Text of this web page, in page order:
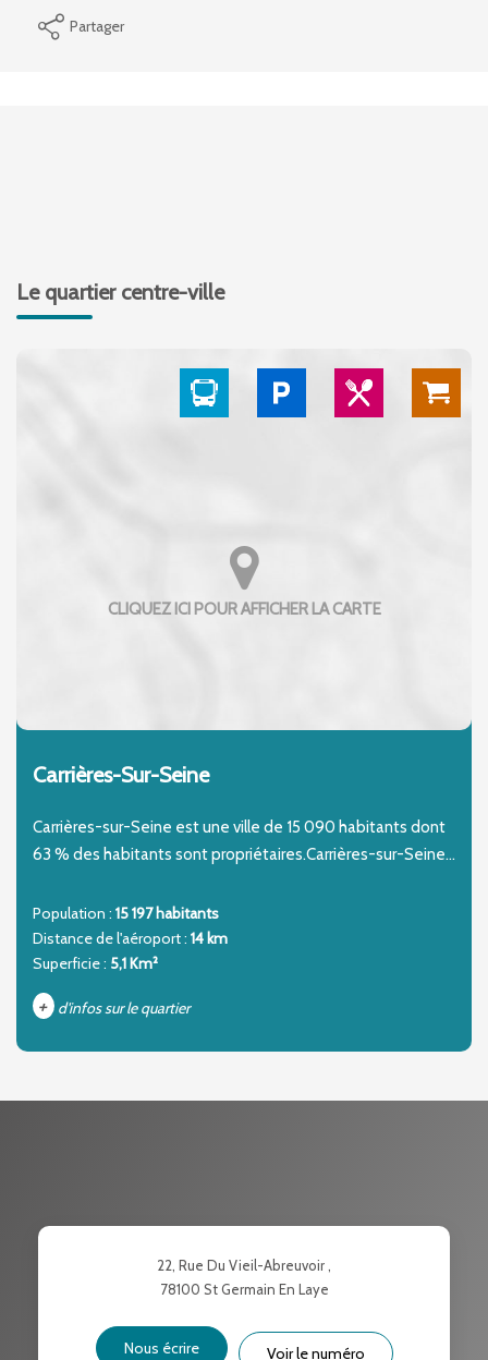
Partager
Le quartier centre-ville
Carrières-Sur-Seine
Carrières-sur-Seine est une ville de 15 090 habitants dont
63 % des habitants sont propriétaires.Carrières-sur-Seine...
Population : 15 197 habitants
Distance de l'aéroport : 14 km
Superficie : 5,1 Km²
+ d'infos sur le quartier
VOITURE
22, Rue Du Vieil-Abreuvoir ,
78100 St Germain En Laye
Nous écrire Voir le numéro